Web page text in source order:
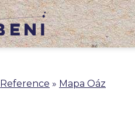
Reference » Mapa Oáz